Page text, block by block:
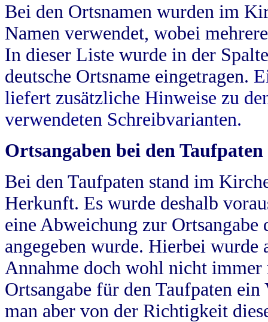
Bei den Ortsnamen wurden im
Namen verwendet, wobei
In dieser Liste wurde in der
deutsche Ortsname eingetragen.
liefert zusätzliche Hinweise zu
verwendeten Schreibvarianten.
Ortsangaben bei den Taufpaten
Bei den Taufpaten stand im
Herkunft. Es wurde deshalb
eine Abweichung zur
angegeben wurde. Hierbei wurde
Annahme doch wohl nicht
Ortsangabe für den Taufpaten
man aber von der Richtigkeit